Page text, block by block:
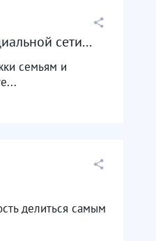
сети...
семьям и
делиться самым